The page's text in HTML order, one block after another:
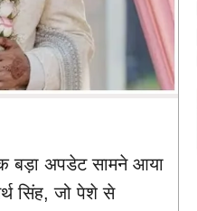
बड़ा अपडेट सामने आया
सिंह, जो पेशे से